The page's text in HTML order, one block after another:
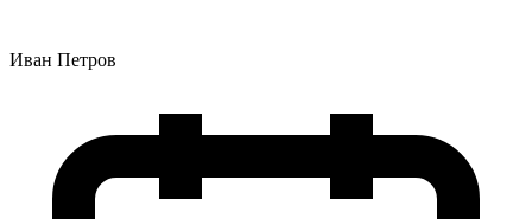
Иван Петров